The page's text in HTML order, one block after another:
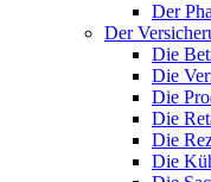
Der
Der
Die
Die
Die
Die
Die
Die